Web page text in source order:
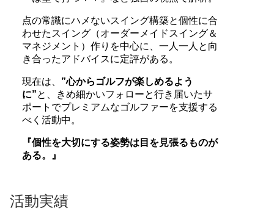
点の常識にハメないスイング構築と個性に合
わせたスイング（オーダーメイドスイング＆
マネジメント）作りを中心に、一人一人と向
き合ったアドバイスに定評がある。
現在は、 ”心からゴルフが楽しめるよう
に”と、きめ細かいフォローと行き届いたサ
ポートでプレミアムなゴルファーを支援する
べく活動中。
『個性を大切にする姿勢は目を見張るものが
ある。』
活動実績